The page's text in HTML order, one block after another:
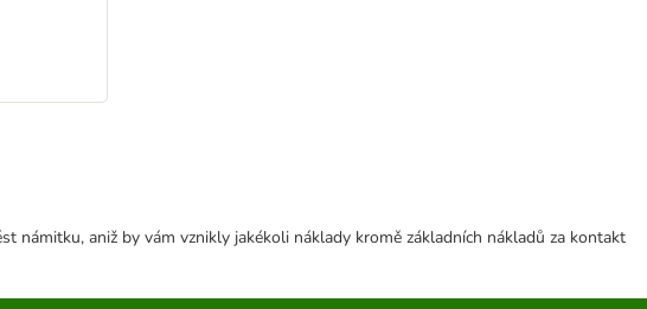
námitku, aniž by vám vznikly jakékoli náklady kromě základních nákladů za kontakt